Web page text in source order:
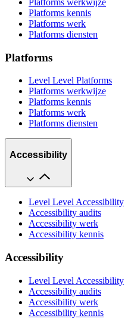
Platforms kennis
Platforms werk
Platforms diensten
Platforms
Level Level Platforms
Platforms werkwijze
Platforms kennis
Platforms werk
Platforms diensten
Accessibility
Level Level Accessibility
Accessibility audits
Accessibility werk
Accessibility kennis
Accessibility
Level Level Accessibility
Accessibility audits
Accessibility werk
Accessibility kennis